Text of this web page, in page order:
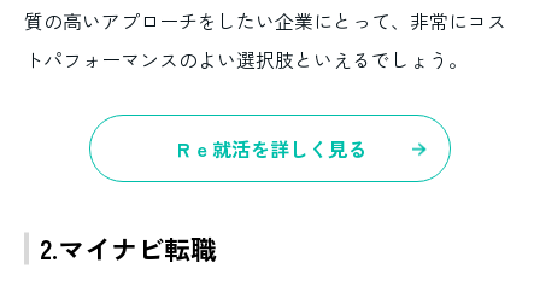
質の高いアプローチをしたい企業にとって、非常にコス
トパフォーマンスのよい選択肢といえるでしょう。
Ｒｅ就活を詳しく見る
2.マイナビ転職